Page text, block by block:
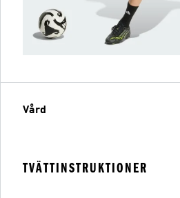
Vård
TVÄTTINSTRUKTIONER